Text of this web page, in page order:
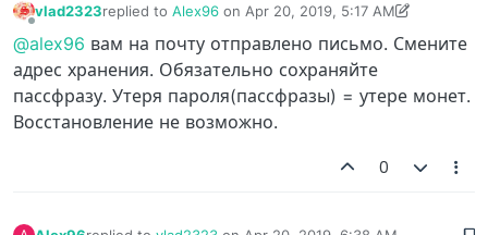
vlad2323replied to Alex96 on Apr 20, 2019, 5:17 AM
last edited by vlad2323Apr 20, 2019, 5:25 AM
@alex96 вам на почту отправлено письмо. Смените
адрес хранения. Обязательно сохраняйте
пассфразу. Утеря пароля(пассфразы) = утере монет.
Восстановление не возможно.
0